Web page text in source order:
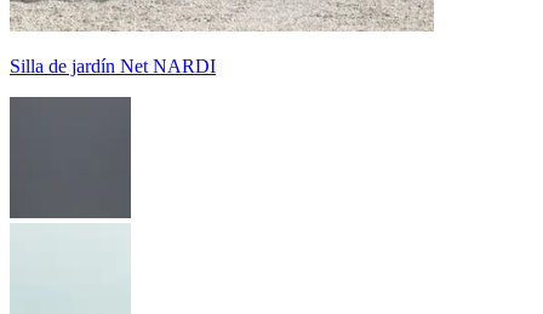
Silla de jardín Net NARDI